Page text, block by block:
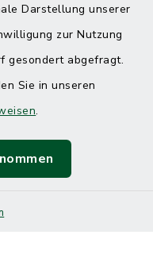
Darstellung unserer
zur Nutzung
gesondert abgefragt.
Sie in unseren
.